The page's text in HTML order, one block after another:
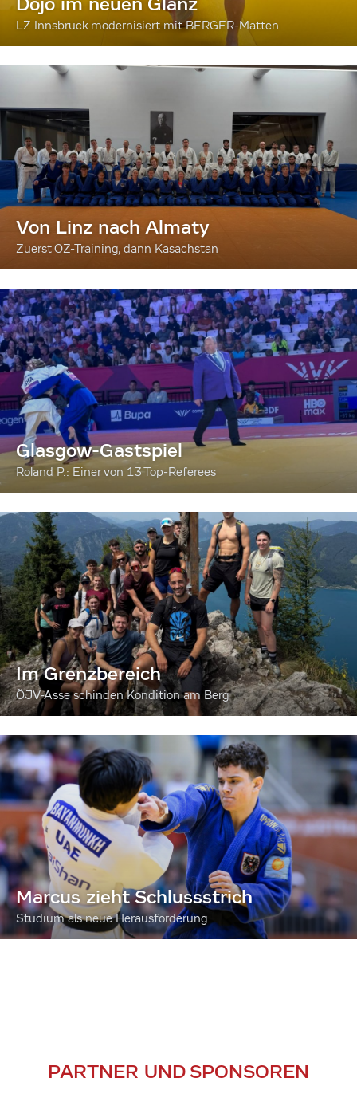
LZ Innsbruck modernisiert mit BERGER-Matten
Von Linz nach Almaty
Zuerst OZ-Training, dann Kasachstan
Glasgow-Gastspiel
Roland P.: Einer von 13 Top-Referees
Im Grenzbereich
ÖJV-Asse schinden Kondition am Berg
Marcus zieht Schlussstrich
Studium als neue Herausforderung
PARTNER UND SPONSOREN